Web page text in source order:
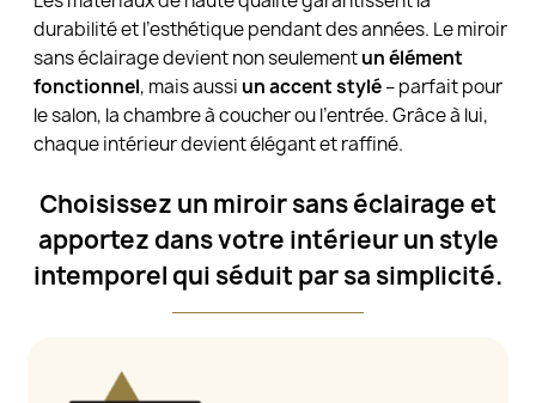
durabilité et l’esthétique pendant des années. Le miroir
sans éclairage devient non seulementun élément
fonctionnel, mais aussi un accent stylé– parfait pour
le salon, la chambre à coucher ou l’entrée. Grâce à lui,
chaque intérieur devient élégant et raffiné.
Choisissez un miroir sans éclairage et
apportez dans votre intérieur un style
intemporel qui séduit par sa simplicité.